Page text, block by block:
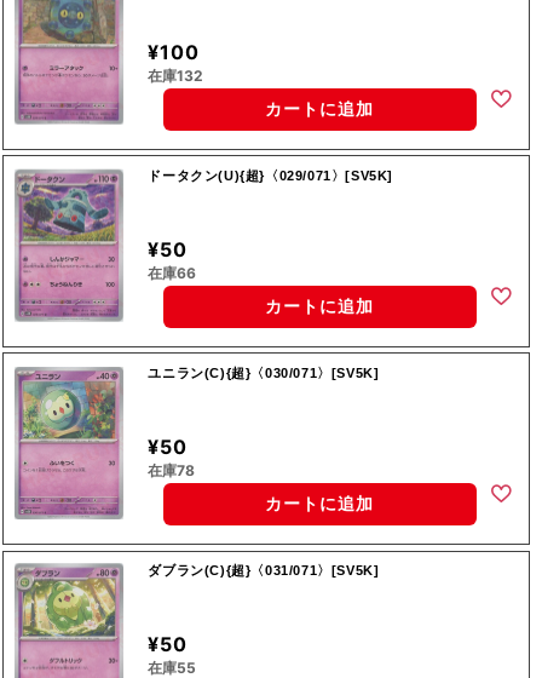
¥100
在庫132
カートに追加
ドータクン(U){超}〈029/071〉[SV5K]
¥50
在庫66
カートに追加
ユニラン(C){超}〈030/071〉[SV5K]
¥50
在庫78
カートに追加
ダブラン(C){超}〈031/071〉[SV5K]
¥50
在庫55